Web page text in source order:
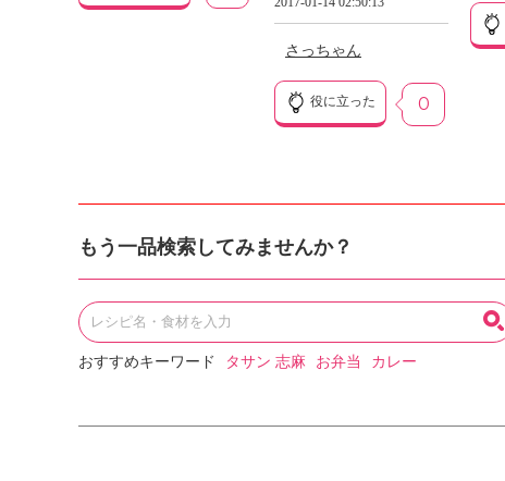
さっちゃん
役に立った 0
もう一品検索してみませんか？
おすすめキーワード タサン 志麻 お弁当 カレー